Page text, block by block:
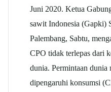
Juni 2020. Ketua
sawitIndonesia (Gapki)
Palembang, Sabtu,
CPO tidak terlepas dari
dunia. Permintaan
dipengaruhi konsumsi